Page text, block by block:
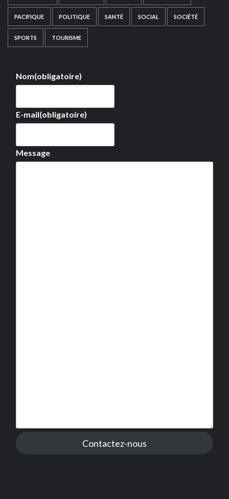
PACIFIQUE POLITIQUE SANTÉ SOCIAL SOCIÉTÉ
SPORTS TOURISME
Nom(obligatoire)
E-mail(obligatoire)
Message
Contactez-nous